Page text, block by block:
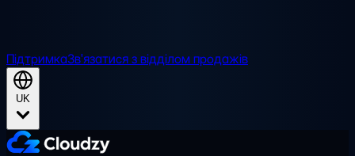
ПідтримкаЗв'язатися з відділом продажів
UK